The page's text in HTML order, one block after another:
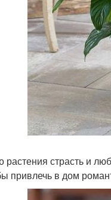
растения страсть и
привлечь в дом